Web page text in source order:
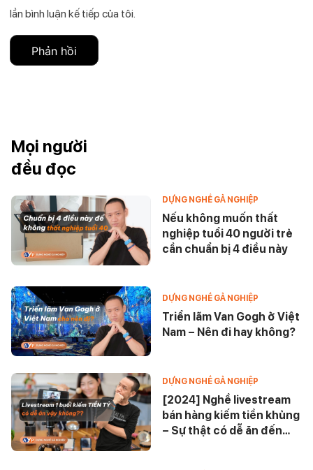
lần bình luận kế tiếp của tôi.
Mọi người
đều đọc
DỰNG NGHỀ GẢ NGHIỆP
Nếu không muốn thất
nghiệp tuổi 40 người trẻ
cần chuẩn bị 4 điều này
DỰNG NGHỀ GẢ NGHIỆP
Triển lãm Van Gogh ở Việt
Nam – Nên đi hay không?
DỰNG NGHỀ GẢ NGHIỆP
[2024] Nghề livestream
bán hàng kiếm tiền khủng
– Sự thật có dễ ăn đến